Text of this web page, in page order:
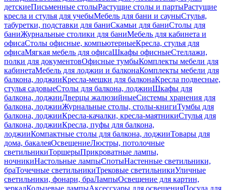
детскиеПисьменные столыРастущие столы и партыРастущие
кресла и стулья для учебыМебель для бани и сауныСтулья,
табуретки, подставки для баниСкамьи для баниСтолы для
баниЖурнальные столики для баниМебель для кабинета и
офисаСтолы офисные, компьютерныеКресла, стулья для
офисаМягкая мебель для офисаШкафы офисныеСтеллажи,
полки для документовОфисные тумбыКомплекты мебели для
кабинетаМебель для лоджии и балконаКомплекты мебели для
балкона, лоджииКресла-мешки для балконаКресла подвесные,
стулья садовыеСтолы для балкона, лоджииШкафы для
балкона, лоджииДверцы жалюзийныеСистемы хранения для
балкона, лоджииЖурнальные столы, столы-книгиТумбы для
балкона, лоджииКресла-качалки, кресла-маятникиСтулья для
балкона, лоджииКресла, пуфы для балкона,
лоджииКомпактные столы для балкона, лоджииТовары для
дома, бакалеяОсвещениеЛюстры, потолочные
светильникиТоршерыПрикроватные лампы,
ночникиНастольные лампыСпотыНастенные светильники,
браТочечные светильникиТрековые светильникиУличные
светильники, фонари, браЛампыОсвещение для картин,
зеркалКольцевые лампыАксессуары для освещенияПосуда для